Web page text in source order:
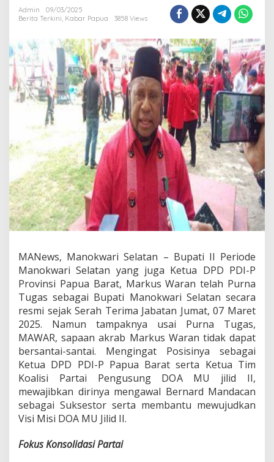
,
a
k
u
s
W
a
r
a
o
s
K
o
l
i
d
a
i
P
a
r
t
a
,
K
w
a
Admin
09/03/2025
Berita Terkini, Kabar Papua 3858 Views
MANews, Manokwari Selatan – Bupati II Periode
Manokwari Selatan yang juga Ketua DPD PDI-P
Provinsi Papua Barat, Markus Waran telah Purna
Tugas sebagai Bupati Manokwari Selatan secara
resmi sejak Serah Terima Jabatan Jumat, 07 Maret
2025. Namun tampaknya usai Purna Tugas,
MAWAR, sapaan akrab Markus Waran tidak dapat
bersantai-santai. Mengingat Posisinya sebagai
Ketua DPD PDI-P Papua Barat serta Ketua Tim
Koalisi Partai Pengusung DOA MU jilid II,
mewajibkan dirinya mengawal Bernard Mandacan
sebagai Suksestor serta membantu mewujudkan
Visi Misi DOA MU Jilid II.
Fokus Konsolidasi Partai